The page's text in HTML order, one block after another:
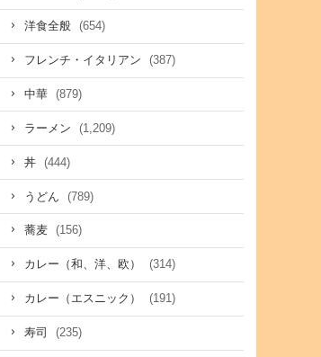
洋食全般 (654)
フレンチ・イタリアン (387)
中華 (879)
ラーメン (1,209)
丼 (444)
うどん (789)
蕎麦 (156)
カレー（和、洋、欧） (314)
カレー（エスニック） (191)
寿司 (235)